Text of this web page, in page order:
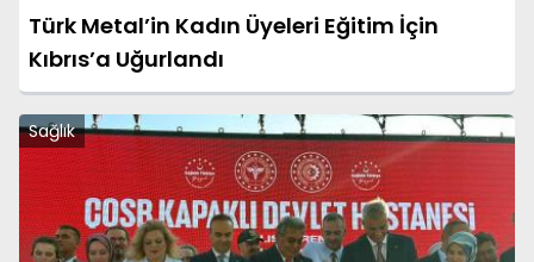
Türk Metal’in Kadın Üyeleri Eğitim İçin
Kıbrıs’a Uğurlandı
Sağlık